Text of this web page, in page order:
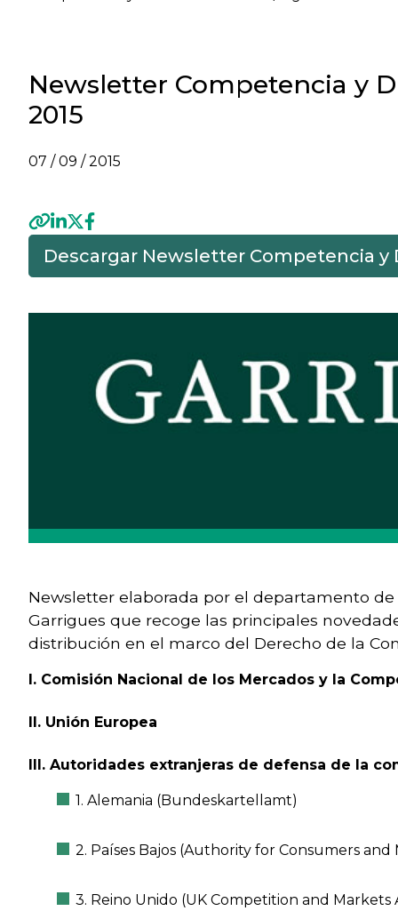
Newsletter Competencia y
2015
07 / 09 / 2015
Descargar Newsletter Competencia
Newsletter elaborada por el departamento
Garrigues que recoge las principales
distribución en el marco del Derecho de la
I. Comisión Nacional de los Mercados y la
II. Unión Europea
III. Autoridades extranjeras de defensa de la
1. Alemania (Bundeskartellamt)
2. Países Bajos (Authority for Consumers and
3. Reino Unido (UK Competition and